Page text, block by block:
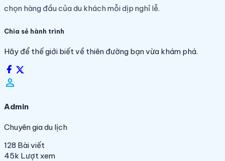
chọn hàng đầu của du khách mỗi dịp nghỉ lễ.
Chia sẻ hành trình
Hãy để thế giới biết về thiên đường bạn vừa khám phá.
person_filled
Admin
Chuyên gia du lịch
128 Bài viết
45k Lượt xem